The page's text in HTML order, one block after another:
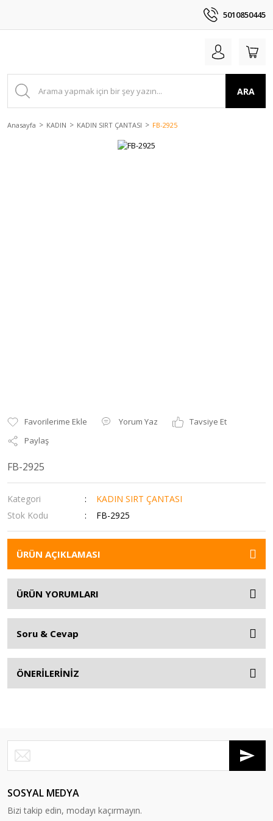
5010850445
ARA
Anasayfa KADIN KADIN SIRT ÇANTASI FB-2925
Yorum Yaz
Tavsiye Et
Paylaş
FB-2925
Kategori
KADIN SIRT ÇANTASI
Stok Kodu
FB-2925
ÜRÜN AÇIKLAMASI
ÜRÜN YORUMLARI
Soru & Cevap
ÖNERİLERİNİZ
SOSYAL MEDYA
Bizi takip edin, modayı kaçırmayın.